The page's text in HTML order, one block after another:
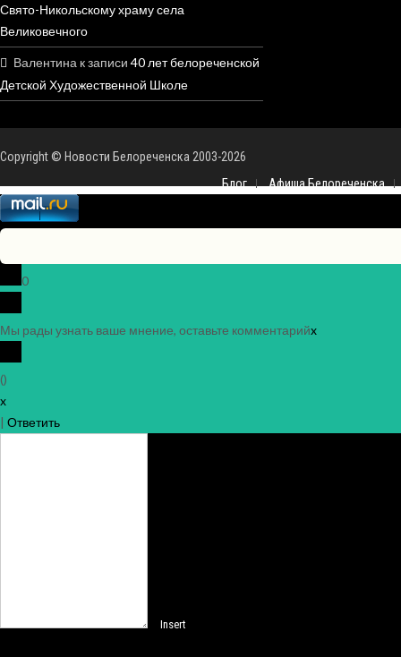
Свято-Никольскому храму села
Великовечного
Валентина к записи 40 лет белореченской
Детской Художественной Школе
Copyright © Новости Белореченска 2003-2026
Блог
Афиша Белореченска
0
Мы рады узнать ваше мнение, оставьте комментарийx
()
x
| Ответить
Insert